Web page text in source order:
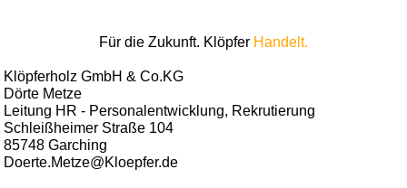
Für die Zukunft. Klöpfer Handelt.
Klöpferholz GmbH & Co.KG
Dörte Metze
Leitung HR - Personalentwicklung, Rekrutierung
Schleißheimer Straße 104
85748 Garching
Doerte.Metze@Kloepfer.de